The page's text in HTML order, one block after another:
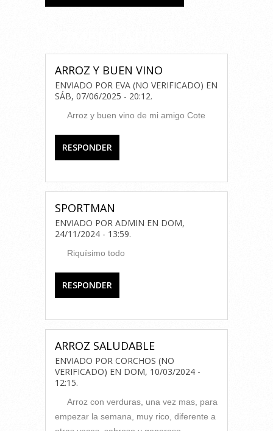
ARROZ Y BUEN VINO
ENVIADO POR EVA (NO VERIFICADO) EN
SÁB, 07/06/2025 - 20:12.
Arroz y buen vino de mi amigo Cote
RESPONDER
SPORTMAN
ENVIADO POR ADMIN EN DOM,
24/11/2024 - 13:59.
Riquísimo todo
RESPONDER
ARROZ SALUDABLE
ENVIADO POR CORCHOS (NO
VERIFICADO) EN DOM, 10/03/2024 -
12:15.
Arroz con verduras, una vez mas, para
empezar la semana, muy rico, diferente a